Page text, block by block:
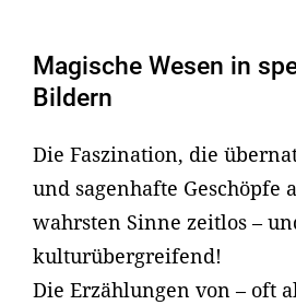
Magische Wesen in
Bildern
Die Faszination, die
und sagenhafte Geschöpfe
wahrsten Sinne zeitlos –
kulturübergreifend!
Die Erzählungen von – oft